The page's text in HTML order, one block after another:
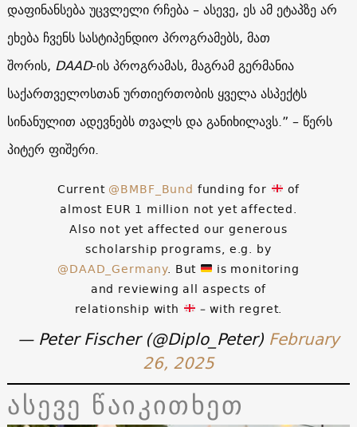
დაფინანსება უცვლელი რჩება – ასევე, ეს ამ ეტაპზე არ
ეხება ჩვენს სასტიპენდიო პროგრამებს, მათ
შორის, DAAD-ის პროგრამას, მაგრამ გერმანია
საქართველოსთან ურთიერთობის ყველა ასპექტს
სინანულით ადევნებს თვალს და განიხილავს.” – წერს
პიტერ ფიშერი.
Current @BMBF_Bund funding for
of
almost EUR 1 million not yet affected.
Also not yet affected our generous
scholarship programs, e.g. by
@DAAD_Germany. But
is monitoring
and reviewing all aspects of
relationship with
– with regret.
— Peter Fischer (@Diplo_Peter) February
26, 2025
ასევე წაიკითხეთ